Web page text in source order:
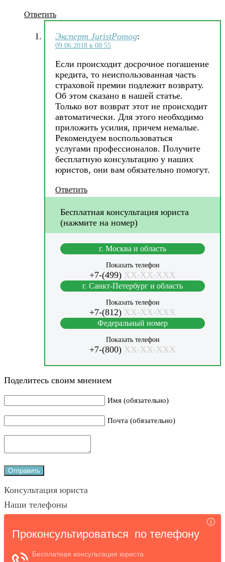
Ответить
Эксперт JuristPomog:
09.06.2018 в 08:55
Если происходит досрочное погашение
кредита, то неиспользованная часть
страховой премии подлежит возврату.
Об этом сказано в нашей статье.
Только вот возврат этот не происходит
автоматически. Для этого необходимо
приложить усилия, причем немалые.
Рекомендуем воспользоваться
услугами профессионалов. Получите
бесплатную консультацию у наших
юристов, они вам обязательно помогут.
Ответить
Бесплатная консультация юриста
(нажмите на номер)
г. Москва и область
Показать телефон
+7-(499) XX-XX-XXX
г. Санкт-Петербург и область
Показать телефон
+7-(812) XX-XX-XXX
Федеральный номер
Показать телефон
+7-(800) XX-XX-XXX
Поделитесь своим мнением
Имя (обязательно)
Почта (обязательно)
Консультация юриста
Наши телефоны